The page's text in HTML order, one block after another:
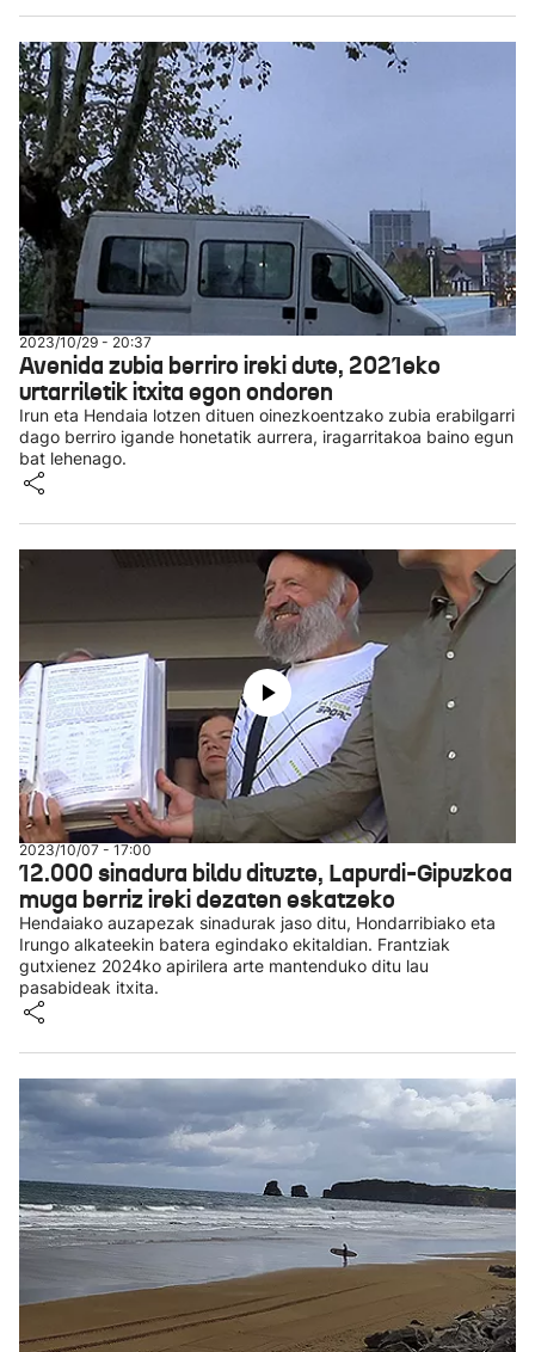
2023/10/29 - 20:37
Avenida zubia berriro ireki dute, 2021eko
urtarriletik itxita egon ondoren
Irun eta Hendaia lotzen dituen oinezkoentzako zubia erabilgarri
dago berriro igande honetatik aurrera, iragarritakoa baino egun
bat lehenago.
2023/10/07 - 17:00
12.000 sinadura bildu dituzte, Lapurdi-Gipuzkoa
muga berriz ireki dezaten eskatzeko
Hendaiako auzapezak sinadurak jaso ditu, Hondarribiako eta
Irungo alkateekin batera egindako ekitaldian. Frantziak
gutxienez 2024ko apirilera arte mantenduko ditu lau
pasabideak itxita.